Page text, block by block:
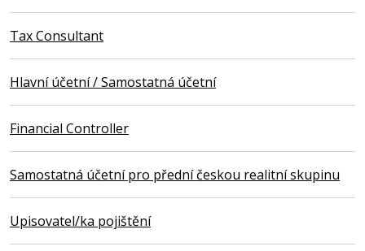
Tax Consultant
Hlavní účetní / Samostatná účetní
Financial Controller
Samostatná účetní pro přední českou realitní skupinu
Upisovatel/ka pojištění